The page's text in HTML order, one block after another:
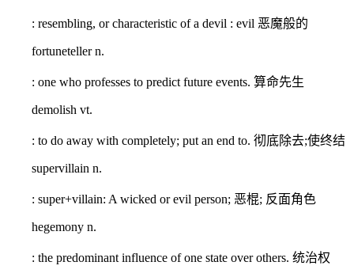
: resembling, or characteristic of a devil : evil 恶魔般的
fortuneteller n.
: one who professes to predict future events. 算命先生
demolish vt.
: to do away with completely; put an end to. 彻底除去;使终结
supervillain n.
: super+villain: A wicked or evil person; 恶棍; 反面角色
hegemony n.
: the predominant influence of one state over others. 统治权